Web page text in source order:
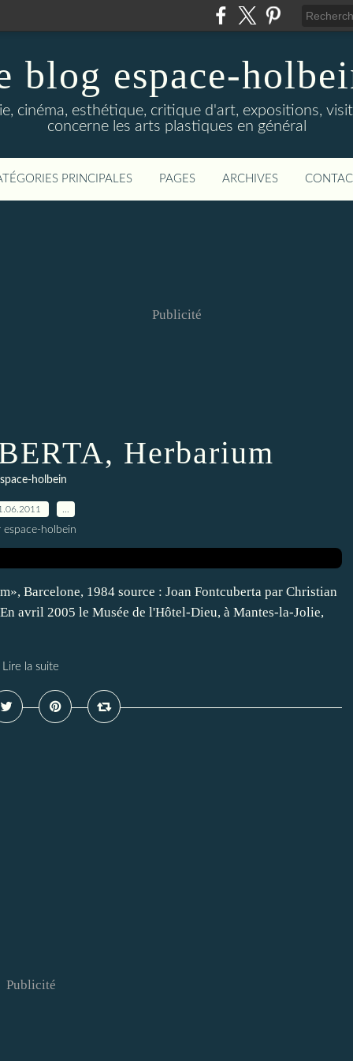
blog espace-
cinéma, esthétique, critique d'art, expositions,
concerne les arts plastiques en général
PRINCIPALES PAGES ARCHIVES
Publicité
Herbarium
holbein
espace-holbein
Barcelone, 1984 source : Joan Fontcuberta par Christian
avril 2005 le Musée de l'Hôtel-Dieu, à Mantes-la-Jolie,
Lire la suite
Publicité